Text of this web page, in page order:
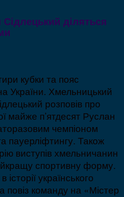
діляться
кубки та пояс
України. Хмельницький
розповів про
майже п’ятдесят Руслан
чемпіоном
пауерліфтингу. Також
виступів хмельничанин
спортивну форму.
українського
повіз команду на «Містер